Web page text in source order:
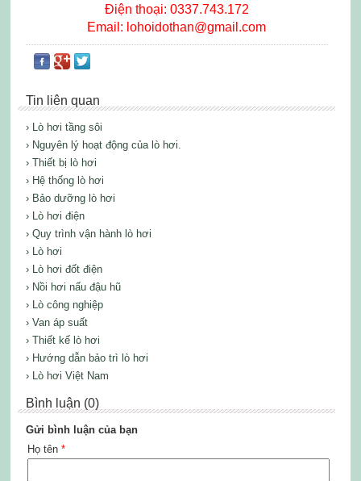
Điện thoại: 0337.743.172
Email: lohoidothan@gmail.com
Tin liên quan
› Lò hơi tầng sôi
› Nguyên lý hoạt động của lò hơi.
› Thiết bị lò hơi
› Hệ thống lò hơi
› Bảo dưỡng lò hơi
› Lò hơi điện
› Quy trình vận hành lò hơi
› Lò hơi
› Lò hơi đốt điện
› Nồi hơi nấu đậu hũ
› Lò công nghiệp
› Van áp suất
› Thiết kế lò hơi
› Hướng dẫn bảo trì lò hơi
› Lò hơi Việt Nam
Bình luận (0)
Gửi bình luận của bạn
Họ tên *